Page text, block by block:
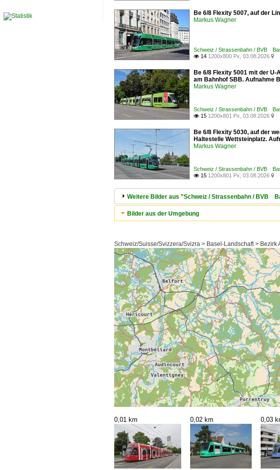
Be 6/8 Flexity 5007, auf der
Markus Wagner
Schweiz / Strassenbahn / BVB
 14 1200x800 Px, 03.08.2026 
Be 6/8 Flexity 5001 mit der
am Bahnhof SBB. Aufnahme
Markus Wagner
Schweiz / Strassenbahn / BVB
 15 1200x801 Px, 03.08.2026 
Be 6/8 Flexity 5030, auf der
Haltestelle Wettsteinplatz.
Markus Wagner
Schweiz / Strassenbahn / BVB
 15 1200x801 Px, 03.08.2026 
Weitere Bilder aus "Schweiz / Strassenbahn / BVB
Bilder aus der Umgebung
Schweiz/Suisse/Svizzera/Svizra > Basel-Landschaft > Bezirk
0,01 km 0,02 km 0,03